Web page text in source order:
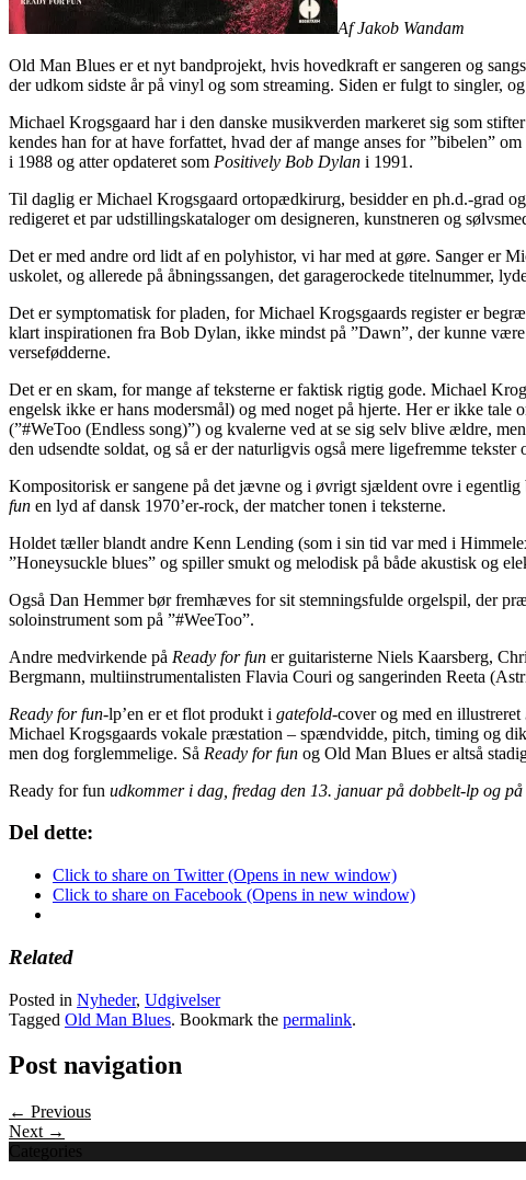
Af Jakob Wandam
Old Man Blues er et nyt bandprojekt, hvis hovedkraft er sangeren og
der udkom sidste år på vinyl og som streaming. Siden er fulgt to singler,
Michael Krogsgaard har i den danske musikverden markeret sig som
kendes han for at have forfattet, hvad der af mange anses for ”bibelen”
i 1988 og atter opdateret som Positively Bob Dylan i 1991.
Til daglig er Michael Krogsgaard ortopædkirurg, besidder en ph.d.-grad
redigeret et par udstillingskataloger om designeren, kunstneren og
Det er med andre ord lidt af en polyhistor, vi har med at gøre. Sanger er
uskolet, og allerede på åbningssangen, det garagerockede titelnummer,
Det er symptomatisk for pladen, for Michael Krogsgaards register er
klart inspirationen fra Bob Dylan, ikke mindst på ”Dawn”, der kunne
versefødderne.
Det er en skam, for mange af teksterne er faktisk rigtig gode. Michael
engelsk ikke er hans modersmål) og med noget på hjerte. Her er ikke
(”#WeToo (Endless song)”) og kvalerne ved at se sig selv blive ældre,
den udsendte soldat, og så er der naturligvis også mere ligefremme
Kompositorisk er sangene på det jævne og i øvrigt sjældent ovre i
fun en lyd af dansk 1970’er-rock, der matcher tonen i teksterne.
Holdet tæller blandt andre Kenn Lending (som i sin tid var med i
”Honeysuckle blues” og spiller smukt og melodisk på både akustisk og
Også Dan Hemmer bør fremhæves for sit stemningsfulde orgelspil, der
soloinstrument som på ”#WeeToo”.
Andre medvirkende på Ready for fun er guitaristerne Niels Kaarsberg,
Bergmann, multiinstrumentalisten Flavia Couri og sangerinden Reeta
Ready for fun-lp’en er et flot produkt i gatefold-cover og med en illustreret
Michael Krogsgaards vokale præstation – spændvidde, pitch, timing og
men dog forglemmelige. Så Ready for fun og Old Man Blues er altså
Ready for fun udkommer i dag, fredag den 13. januar på dobbelt-lp og på
Del dette:
Click to share on Twitter (Opens in new window)
Click to share on Facebook (Opens in new window)
Related
Posted in Nyheder, Udgivelser
Tagged Old Man Blues. Bookmark the permalink.
Post navigation
← Previous
Next →
Categories